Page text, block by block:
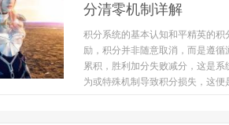
分清零机制详解
积分系统的基本认知和平精英的
励，积分并非随意取消，而是遵
累积，胜利加分失败减分，这是
为或特殊机制导致积分损失，这便